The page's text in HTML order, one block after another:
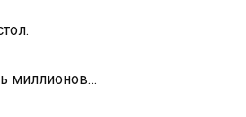
миллионов…